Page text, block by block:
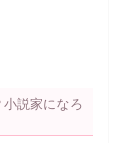
説家になろ